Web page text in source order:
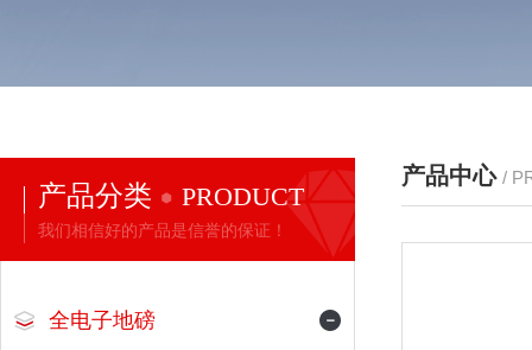
产品分类 PRODUCT
我们相信好的产品是信誉的保证！
全电子地磅
产品中心 /